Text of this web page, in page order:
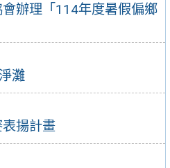
辦理「114年度暑假偏鄉
灘
揚計畫